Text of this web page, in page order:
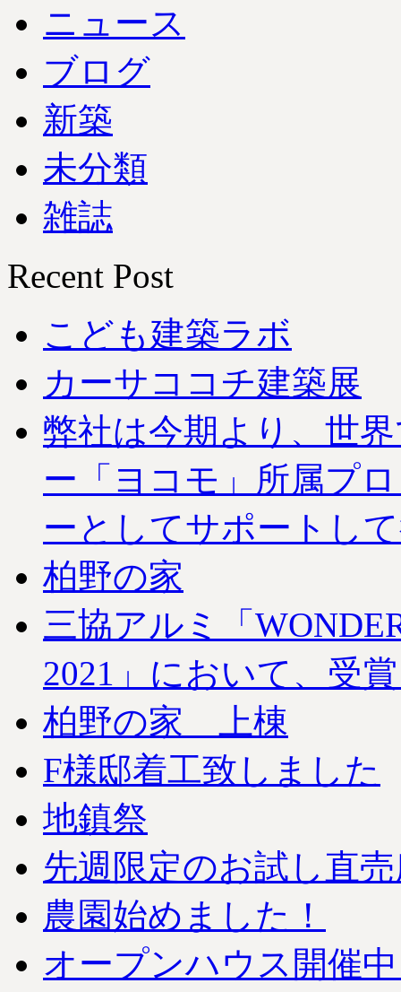
ニュース
ブログ
新築
未分類
雑誌
Recent Post
こども建築ラボ
カーサココチ建築展
弊社は今期より、世
ー「ヨコモ」所属プ
ーとしてサポートし
柏野の家
三協アルミ「
2021」において、受
柏野の家 上棟
F様邸着工致しました
地鎮祭
先週限定のお試し直
農園始めました！
オープンハウス開催